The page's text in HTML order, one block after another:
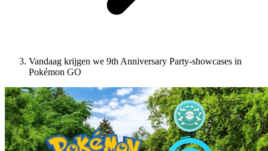
Vandaag krijgen we 9th Anniversary Party-showcases in
Pokémon GO